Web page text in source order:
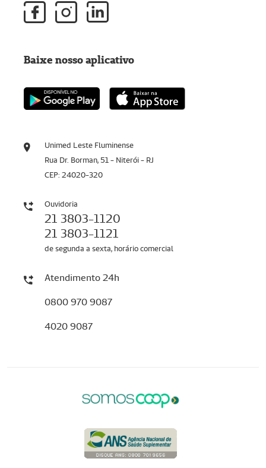
Unimed Leste Fluminense
Rua Dr. Borman, 51 - Niterói - RJ
CEP: 24020-320
Ouvidoria
21 3803-1120
21 3803-1121
de segunda a sexta, horário comercial
Atendimento 24h
0800 970 9087
4020 9087
Baixe nosso aplicativo